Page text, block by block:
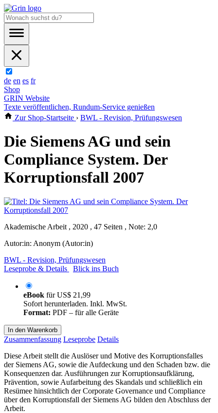
de en es fr
Shop
GRIN Website
Texte veröffentlichen, Rundum-Service genießen
Zur Shop-Startseite › BWL - Revision, Prüfungswesen
Die Siemens AG und sein
Compliance System. Der
Korruptionsfall 2007
Akademische Arbeit , 2020 , 47 Seiten , Note: 2,0
Autor:in: Anonym (Autor:in)
BWL - Revision, Prüfungswesen
Leseprobe & Details
Blick ins Buch
eBook fürUS$ 21,99
Sofort herunterladen. Inkl. MwSt.
Format: PDF – für alle Geräte
In den Warenkorb
Zusammenfassung Leseprobe Details
Diese Arbeit stellt die Auslöser und Motive des Korruptionsfalles
der Siemens AG, sowie die Aufdeckung und den Schaden bzw. die
Konsequenzen dar. Ausführungen zur Korruptionsaufklärung,
Prävention, sowie Aufarbeitung des Skandals und schließlich ein
Resümee hinsichtlich der Corporate Governance und Compliance
über den Korruptionsfall der Siemens AG bilden den Abschluss der
Arbeit.